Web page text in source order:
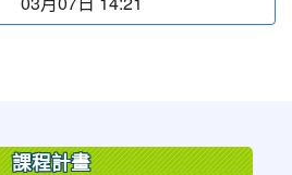
課程計畫